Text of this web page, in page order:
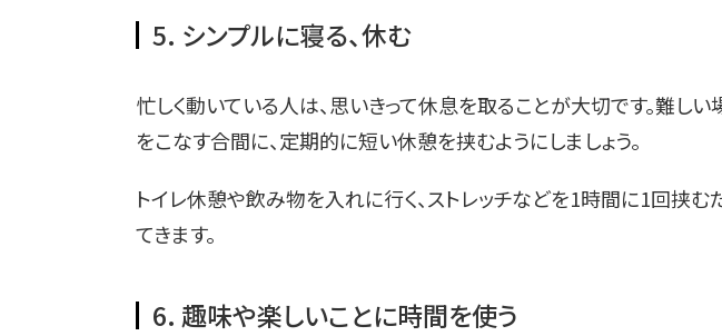
5. シンプルに寝る、休む
忙しく動いている人は、思いきって休息を取ることが大切です。難し
をこなす合間に、定期的に短い休憩を挟むようにしましょう。
トイレ休憩や飲み物を入れに行く、ストレッチなどを1時間に1回挟
てきます。
6. 趣味や楽しいことに時間を使う